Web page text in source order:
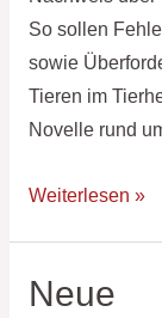
So sollen
sowie
Tieren im
Novelle rund
Weiterlesen »
Neue
Neue